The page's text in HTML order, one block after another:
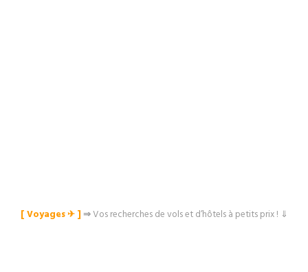
[ Voyages ✈︎ ]⇒Vos recherches de vols et d’hôtels à petits prix ! ⇓